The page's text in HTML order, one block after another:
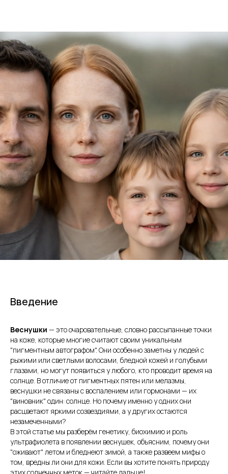
Введение
Веснушки — это очаровательные, словно рассыпанные точки
на коже, которые многие считают своим уникальным
"пигментным автографом". Они особенно заметны у людей с
рыжими или светлыми волосами, бледной кожей и голубыми
глазами, но могут появиться у любого, кто проводит время на
солнце. В отличие от пигментных пятен или мелазмы,
веснушки не связаны с воспалением или гормонами — их
"виновник" один: солнце. Но почему именно у одних они
расцветают яркими созвездиями, а у других остаются
незамеченными?
В этой статье мы разберём генетику, биохимию и роль
ультрафиолета в появлении веснушек, объясним, почему они
"оживают" летом и бледнеют зимой, а также развеем мифы о
том, вредны ли они для кожи. Если вы хотите понять природу